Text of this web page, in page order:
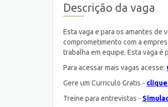
Descrição da vaga
Esta vaga e para os amantes de
comprometimento com a
trabalha em equipe. Esta vaga é
Para acessar mais vagas acesse:
Gere um Curriculo Gratis -
Treine para entrevistas -